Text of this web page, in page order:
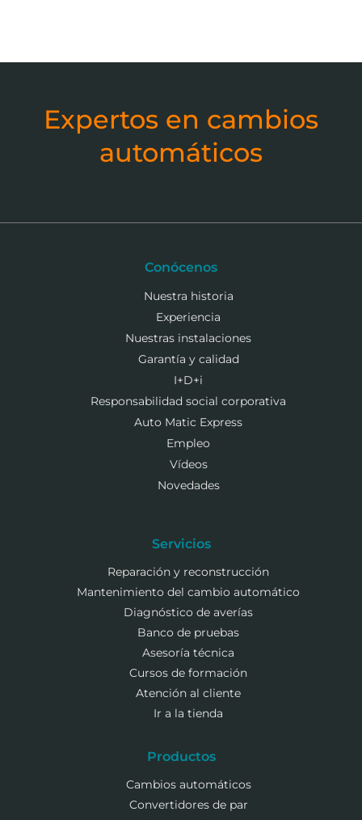
Expertos en cambios
automáticos
Conócenos
Nuestra historia
Experiencia
Nuestras instalaciones
Garantía y calidad
I+D+i
Responsabilidad social corporativa
Auto Matic Express
Empleo
Vídeos
Novedades
Servicios
Reparación y reconstrucción
Mantenimiento del cambio automático
Diagnóstico de averías
Banco de pruebas
Asesoría técnica
Cursos de formación
Atención al cliente
Ir a la tienda
Productos
Cambios automáticos
Convertidores de par